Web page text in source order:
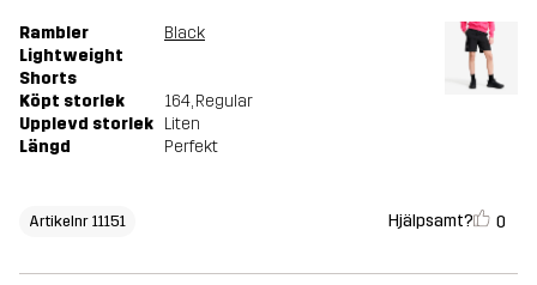
Rambler
Lightweight
Shorts
Black
Köpt storlek 164, Regular
Upplevd storlek Liten
Längd
Perfekt
Artikelnr 11151 Hjälpsamt? 0